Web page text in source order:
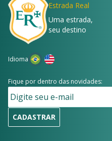
Estrada Real
Uma estrada,
seu destino
Idioma
Fique por dentro das novidades:
CADASTRAR